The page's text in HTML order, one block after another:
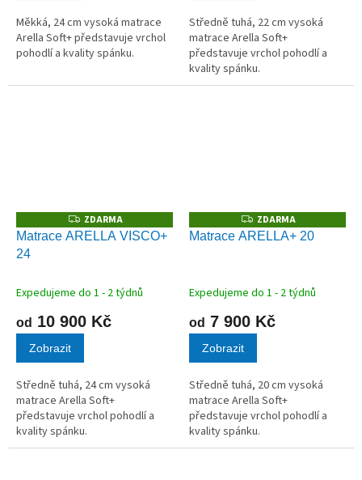
Měkká, 24 cm vysoká matrace
Arella Soft+ představuje vrchol
pohodlí a kvality spánku.
Středně tuhá, 22 cm vysoká
matrace Arella Soft+
představuje vrchol pohodlí a
kvality spánku.
Z
D
A
ZDARMA
Matrace ARELLA VISCO+
24
Expedujeme do 1 - 2 týdnů
od 10 900 Kč
Zobrazit
Středně tuhá, 24 cm vysoká
matrace Arella Soft+
představuje vrchol pohodlí a
kvality spánku.
Z
D
A
ZDARMA
Matrace ARELLA+ 20
Expedujeme do 1 - 2 týdnů
od 7 900 Kč
Zobrazit
Středně tuhá, 20 cm vysoká
matrace Arella Soft+
představuje vrchol pohodlí a
kvality spánku.